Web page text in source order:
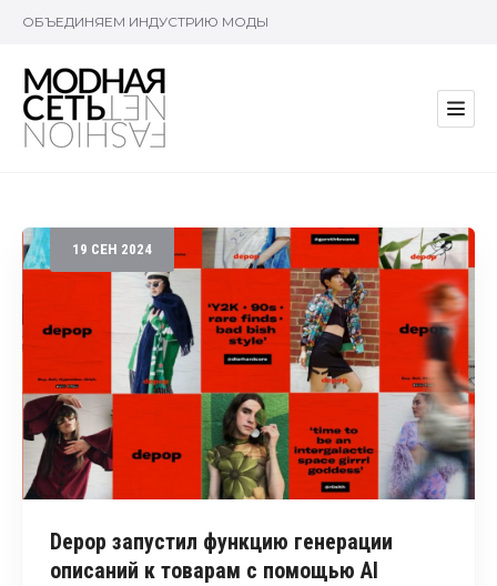
ОБЪЕДИНЯЕМ ИНДУСТРИЮ МОДЫ
19 СЕН 2024
Depop запустил функцию генерации
описаний к товарам c помощью AI